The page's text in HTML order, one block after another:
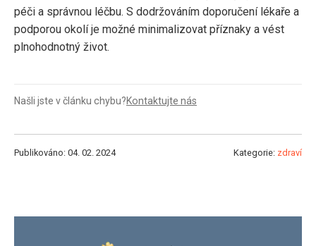
péči a správnou léčbu. S dodržováním doporučení lékaře a
podporou okolí je možné minimalizovat příznaky a vést
plnohodnotný život.
Našli jste v článku chybu?Kontaktujte nás
Publikováno: 04. 02. 2024 Kategorie: zdraví